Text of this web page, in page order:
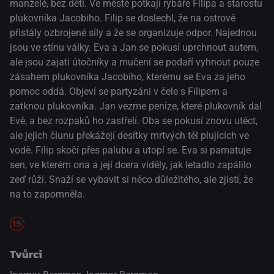
manželé, bez dětí. Ve městě potkají rybáře Filipa a starostu
plukovníka Jacobiho. Filip se doslechl, že na ostrově
přistály ozbrojené síly a že se organizuje odpor. Najednou
jsou ve stínu války. Eva a Jan se pokusí uprchnout autem,
ale jsou zajati útočníky a mučení se podaří vyhnout pouze
zásahem plukovníka Jacobiho, kterému se Eva za jeho
pomoc oddá. Objeví se partyzáni v čele s Filipem a
zatknou plukovníka. Jan vezme peníze, které plukovník dal
Evě, a bez rozpaků ho zastřelí. Oba se pokusí znovu utéct,
ale jejich člunu překážejí desítky mrtvých těl plujících ve
vodě. Filip skočí přes palubu a utopí se. Eva si pamatuje
sen, ve kterém ona a její dcera viděly, jak letadlo zapálilo
zeď růží. Snaží se vybavit si něco důležitého, ale zjistí, že
na to zapomněla.
Tvůrci